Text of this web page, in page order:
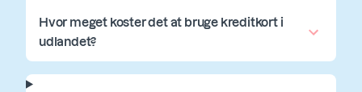
Hvor meget koster det at bruge kreditkort i
udlandet?